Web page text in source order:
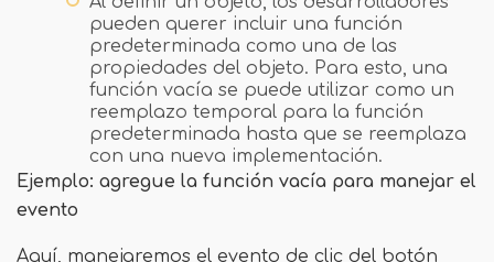
pueden querer incluir una función
predeterminada como una de las
propiedades del objeto. Para esto, una
función vacía se puede utilizar como un
reemplazo temporal para la función
predeterminada hasta que se reemplaza
con una nueva implementación.
Ejemplo: agregue la función vacía para manejar el
evento
Aquí, manejaremos el evento de clic del botón